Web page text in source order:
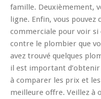
famille. Deuxièmement,
ligne. Enfin, vous pouvez
commerciale pour voir si
contre le plombier que
avez trouvé quelques
il est important d’obtenir
à comparer les prix et
meilleure offre. Veillez à